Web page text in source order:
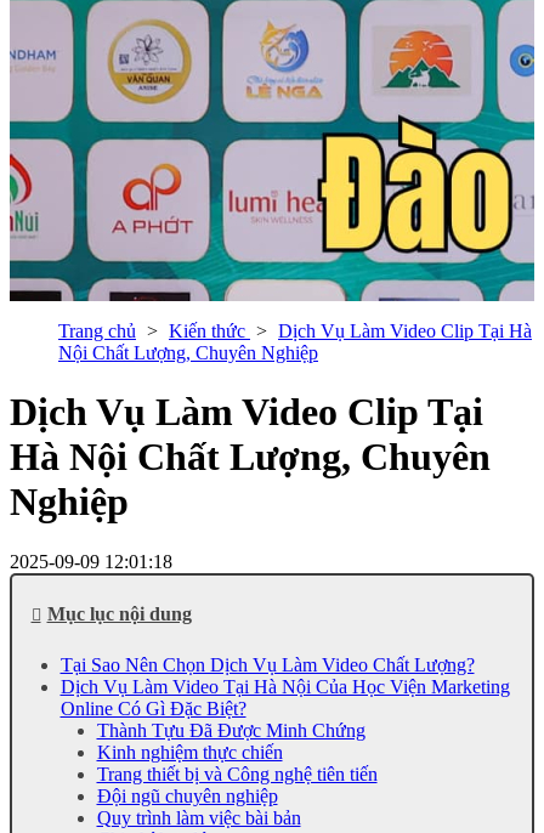
Trang chủ Kiến thức
Dịch Vụ Làm Video Clip Tại Hà
Nội Chất Lượng, Chuyên Nghiệp
Dịch Vụ Làm Video Clip Tại
Hà Nội Chất Lượng, Chuyên
Nghiệp
2025-09-09 12:01:18
Mục lục nội dung
Tại Sao Nên Chọn Dịch Vụ Làm Video Chất Lượng?
Dịch Vụ Làm Video Tại Hà Nội Của Học Viện Marketing
Online Có Gì Đặc Biệt?
Thành Tựu Đã Được Minh Chứng
Kinh nghiệm thực chiến
Trang thiết bị và Công nghệ tiên tiến
Đội ngũ chuyên nghiệp
Quy trình làm việc bài bản